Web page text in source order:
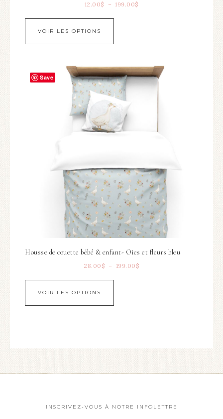
12.00$ – 199.00$
VOIR LES OPTIONS
Save
Housse de couette bébé & enfant- Oies et fleurs bleu
28.00 $ – 199.00 $
VOIR LES OPTIONS
INSCRIVEZ-VOUS À NOTRE INFOLETTRE